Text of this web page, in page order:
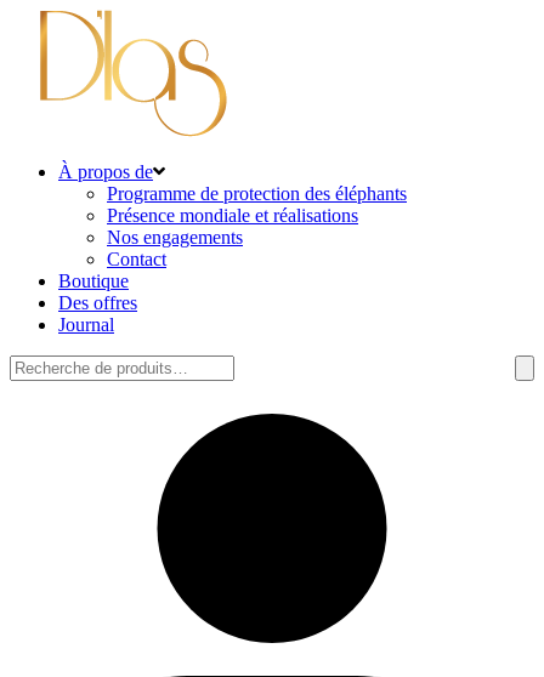
À propos de
Programme de protection des éléphants
Présence mondiale et réalisations
Nos engagements
Contact
Boutique
Des offres
Journal
Rechercher: